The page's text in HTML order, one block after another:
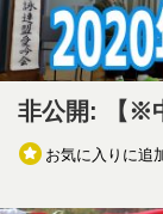
非公開: 【※
お気に入りに追